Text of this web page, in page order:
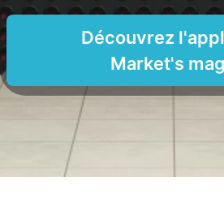
Découvrez
Market's